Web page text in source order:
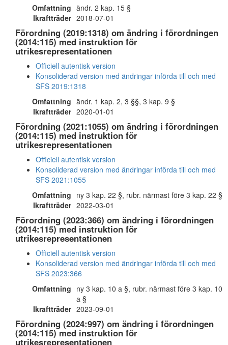
Omfattning ändr. 2 kap. 15 §
Ikraftträder 2018-07-01
Förordning (2019:1318) om ändring i förordningen
(2014:115) med instruktion för
utrikesrepresentationen
Officiell autentisk version
Konsoliderad version med ändringar införda till och med
SFS 2019:1318
Omfattning ändr. 1 kap. 2, 3 §§, 3 kap. 9 §
Ikraftträder 2020-01-01
Förordning (2021:1055) om ändring i förordningen
(2014:115) med instruktion för
utrikesrepresentationen
Officiell autentisk version
Konsoliderad version med ändringar införda till och med
SFS 2021:1055
Omfattning ny 3 kap. 22 §, rubr. närmast före 3 kap. 22 §
Ikraftträder 2022-03-01
Förordning (2023:366) om ändring i förordningen
(2014:115) med instruktion för
utrikesrepresentationen
Officiell autentisk version
Konsoliderad version med ändringar införda till och med
SFS 2023:366
Omfattning ny 3 kap. 10 a §, rubr. närmast före 3 kap. 10
a §
Ikraftträder 2023-09-01
Förordning (2024:997) om ändring i förordningen
(2014:115) med instruktion för
utrikesrepresentationen